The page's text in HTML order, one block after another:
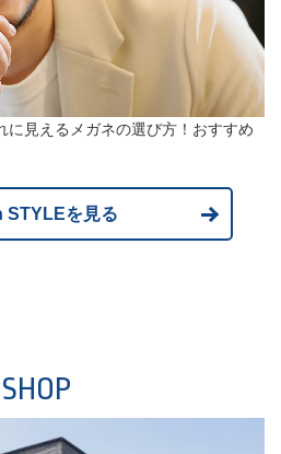
に見えるメガネの選び方！おすすめ
STYLEを見る
SHOP